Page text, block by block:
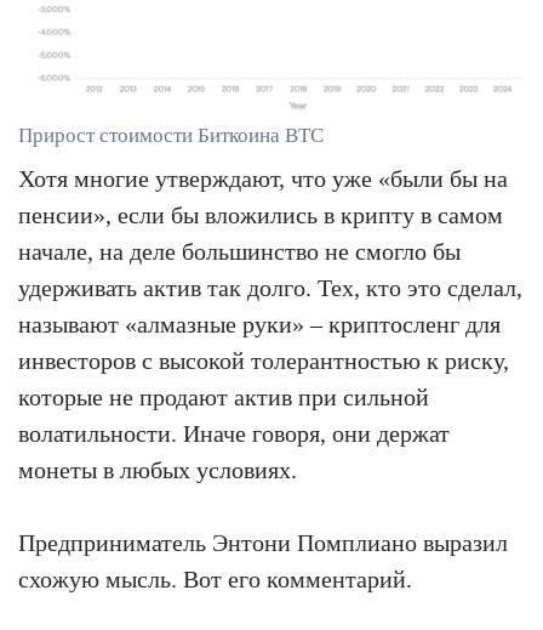
Прирост стоимости Биткоина BTC
Хотя многие утверждают, что уже «были бы на
пенсии», если бы вложились в крипту в самом
начале, на деле большинство не смогло бы
удерживать актив так долго. Тех, кто это сделал,
называют «алмазные руки» – криптосленг для
инвесторов с высокой толерантностью к риску,
которые не продают актив при сильной
волатильности. Иначе говоря, они держат
монеты в любых условиях.
Предприниматель Энтони Помплиано выразил
схожую мысль. Вот его комментарий.